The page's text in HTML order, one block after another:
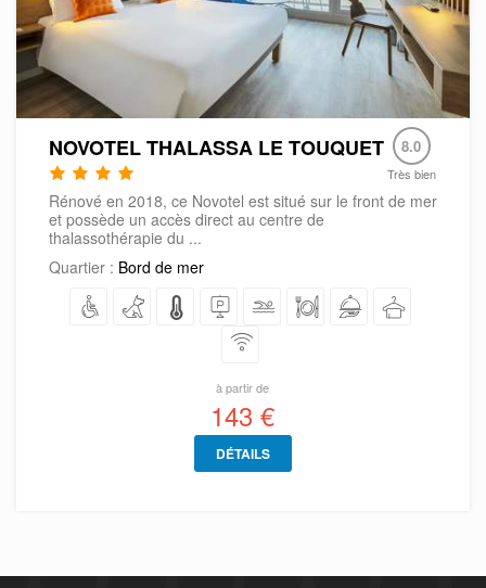
NOVOTEL THALASSA LE TOUQUET 8.0
Très bien
Rénové en 2018, ce Novotel est situé sur le front de mer
et possède un accès direct au centre de
thalassothérapie du ...
Quartier : Bord de mer
à partir de
143 €
DÉTAILS